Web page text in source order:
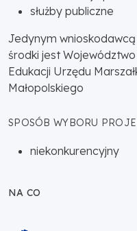
służby publiczne
Jedynym
środki jest
Edukacji Urzędu
Małopolskiego
SPOSÓB WYBORU
niekonkurencyjny
NA CO